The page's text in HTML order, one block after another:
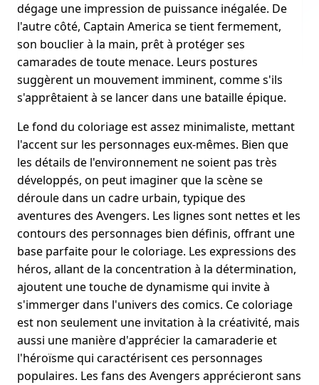
dégage une impression de puissance inégalée. De
l'autre côté, Captain America se tient fermement,
son bouclier à la main, prêt à protéger ses
camarades de toute menace. Leurs postures
suggèrent un mouvement imminent, comme s'ils
s'apprêtaient à se lancer dans une bataille épique.
Le fond du coloriage est assez minimaliste, mettant
l'accent sur les personnages eux-mêmes. Bien que
les détails de l'environnement ne soient pas très
développés, on peut imaginer que la scène se
déroule dans un cadre urbain, typique des
aventures des Avengers. Les lignes sont nettes et les
contours des personnages bien définis, offrant une
base parfaite pour le coloriage. Les expressions des
héros, allant de la concentration à la détermination,
ajoutent une touche de dynamisme qui invite à
s'immerger dans l'univers des comics. Ce coloriage
est non seulement une invitation à la créativité, mais
aussi une manière d'apprécier la camaraderie et
l'héroïsme qui caractérisent ces personnages
populaires. Les fans des Avengers apprécieront sans